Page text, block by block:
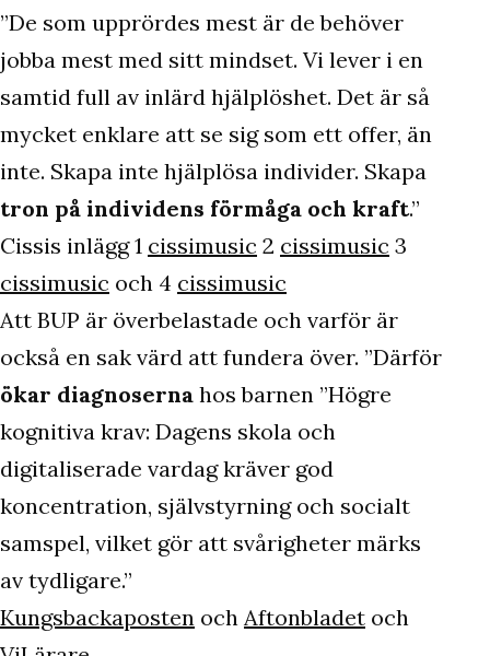
”De som upprördes mest är de behöver
jobba mest med sitt mindset. Vi lever i en
samtid full av inlärd hjälplöshet. Det är så
mycket enklare att se sig som ett offer, än
inte. Skapa inte hjälplösa individer. Skapa
tron på individens förmåga och kraft.”
Cissis inlägg 1 cissimusic 2 cissimusic 3
cissimusic och 4 cissimusic
Att BUP är överbelastade och varför är
också en sak värd att fundera över. ”Därför
ökar diagnoserna hos barnen ”Högre
kognitiva krav: Dagens skola och
digitaliserade vardag kräver god
koncentration, självstyrning och socialt
samspel, vilket gör att svårigheter märks
av tydligare.”
Kungsbackaposten och Aftonbladet och